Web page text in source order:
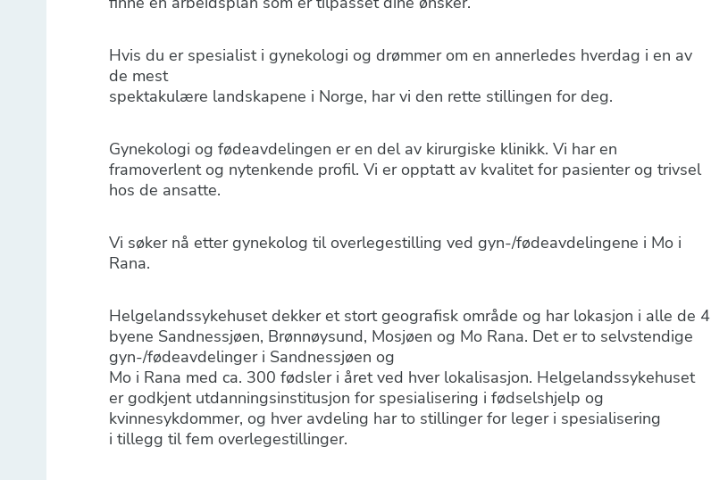
Hvis du er spesialist i gynekologi og drømmer om en annerledes hverdag i en av
de mest
spektakulære landskapene i Norge, har vi den rette stillingen for deg.
Gynekologi og fødeavdelingen er en del av kirurgiske klinikk. Vi har en
framoverlent og nytenkende profil. Vi er opptatt av kvalitet for pasienter og trivsel
hos de ansatte.
Vi søker nå etter gynekolog til overlegestilling ved gyn-/fødeavdelingene i Mo i
Rana.
Helgelandssykehuset dekker et stort geografisk område og har lokasjon i alle de 4
byene Sandnessjøen, Brønnøysund, Mosjøen og Mo Rana. Det er to selvstendige
gyn-/fødeavdelinger i Sandnessjøen og
Mo i Rana med ca. 300 fødsler i året ved hver lokalisasjon. Helgelandssykehuset
er godkjent utdanningsinstitusjon for spesialisering i fødselshjelp og
kvinnesykdommer, og hver avdeling har to stillinger for leger i spesialisering
i tillegg til fem overlegestillinger.